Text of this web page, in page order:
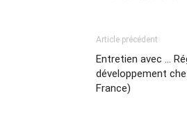
Article précédent
Entretien avec …
développement
France)